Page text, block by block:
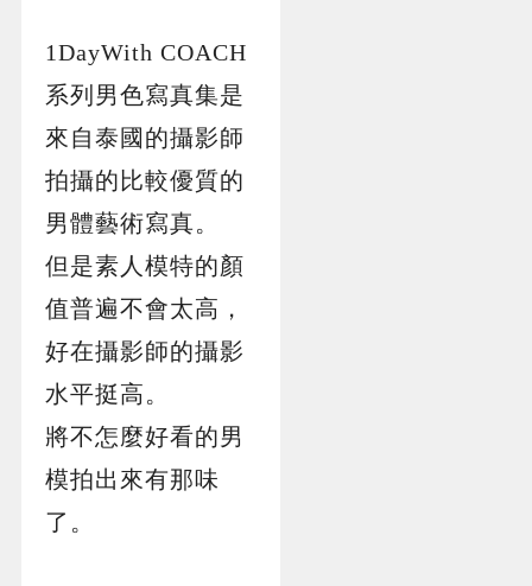
1DayWith COACH
系列男色寫真集是
來自泰國的攝影師
拍攝的比較優質的
男體藝術寫真。
但是素人模特的顏
值普遍不會太高，
好在攝影師的攝影
水平挺高。
將不怎麼好看的男
模拍出來有那味
了。